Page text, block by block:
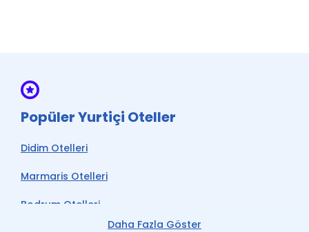
* ile işaretli özellikler ücretlidir.
Daha Fazla Göster
Popüler Yurtiçi Oteller
Didim Otelleri
Marmaris Otelleri
Bodrum Otelleri